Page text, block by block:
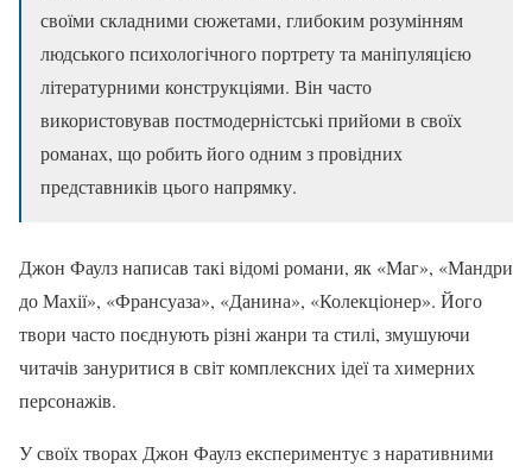
своїми складними сюжетами, глибоким розумінням
людського психологічного портрету та маніпуляцією
літературними конструкціями. Він часто
використовував постмодерністські прийоми в своїх
романах, що робить його одним з провідних
представників цього напрямку.
Джон Фаулз написав такі відомі романи, як «Маг», «Мандри
до Махії», «Франсуаза», «Данина», «Колекціонер». Його
твори часто поєднують різні жанри та стилі, змушуючи
читачів зануритися в світ комплексних ідеї та химерних
персонажів.
У своїх творах Джон Фаулз експериментує з наративними